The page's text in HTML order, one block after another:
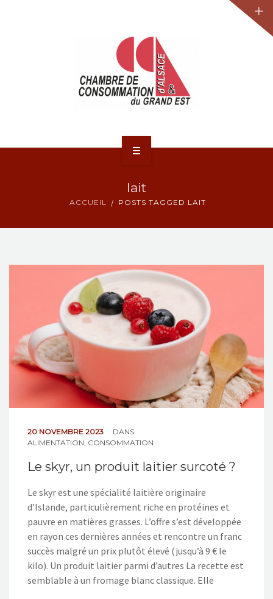
lait
ACCUEIL POSTS TAGGED LAIT
20 NOVEMBRE 2023
DANS
ALIMENTATION CONSOMMATION
Le skyr, un produit laitier surcoté ?
Le skyr est une spécialité laitière originaire
d’Islande, particulièrement riche en protéines et
pauvre en matières grasses. L’offre s’est développée
en rayon ces dernières années et rencontre un franc
succès malgré un prix plutôt élevé (jusqu’à 9 € le
kilo). Un produit laitier parmi d’autres La recette est
semblable à un fromage blanc classique. Elle